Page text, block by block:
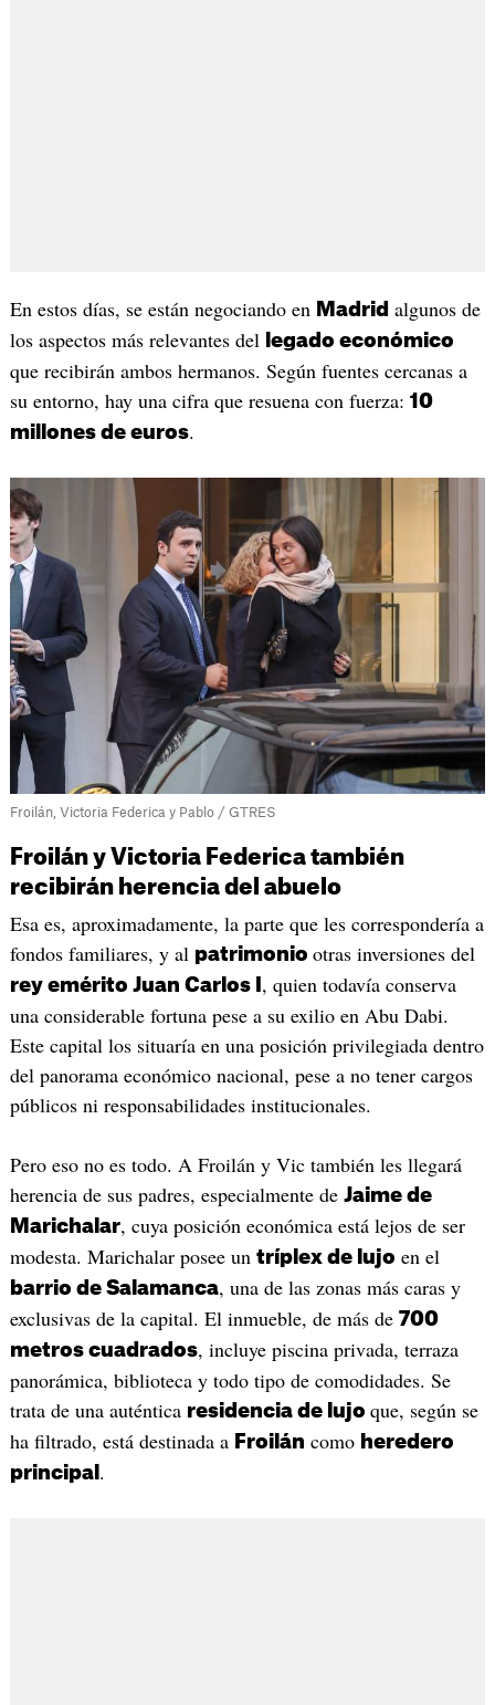
En estos días, se están negociando en Madrid algunos de
los aspectos más relevantes del legado económico
que recibirán ambos hermanos. Según fuentes cercanas a
su entorno, hay una cifra que resuena con fuerza: 10
millones de euros.
Froilán, Victoria Federica y Pablo / GTRES
Froilán y Victoria Federica también
recibirán herencia del abuelo
Esa es, aproximadamente, la parte que les correspondería a
fondos familiares, y al patrimonio otras inversiones del
rey emérito Juan Carlos I , quien todavía conserva
una considerable fortuna pese a su exilio en Abu Dabi.
Este capital los situaría en una posición privilegiada dentro
del panorama económico nacional, pese a no tener cargos
públicos ni responsabilidades institucionales.
Pero eso no es todo. A Froilán y Vic también les llegará
herencia de sus padres, especialmente de Jaime de
Marichalar, cuya posición económica está lejos de ser
modesta. Marichalar posee un tríplex de lujo en el
barrio de Salamanca, una de las zonas más caras y
exclusivas de la capital. El inmueble, de más de 700
metros cuadrados, incluye piscina privada, terraza
panorámica, biblioteca y todo tipo de comodidades. Se
trata de una auténtica residencia de lujo que, según se
ha filtrado, está destinada a Froilán como heredero
principal .